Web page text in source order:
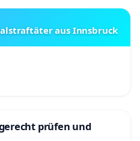
aus Innsbruck
prüfen und